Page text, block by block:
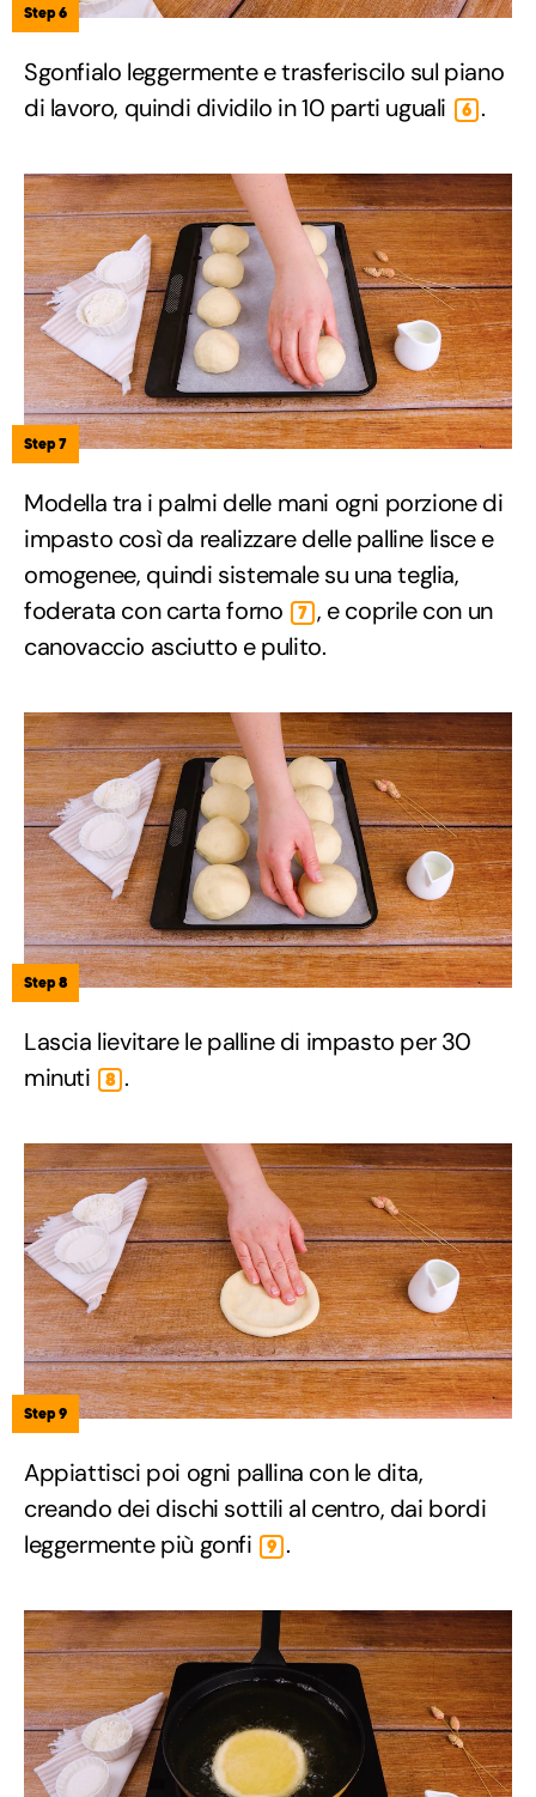
Step 6
Sgonfialo leggermente e trasferiscilo sul piano
di lavoro, quindi dividilo in 10 parti uguali
6 .
Step 7
Modella tra i palmi delle mani ogni porzione di
impasto così da realizzare delle palline lisce e
omogenee, quindi sistemale su una teglia,
foderata con carta forno
7 , e coprile con un
canovaccio asciutto e pulito.
Step 8
Lascia lievitare le palline di impasto per 30
minuti
8 .
Step 9
Appiattisci poi ogni pallina con le dita,
creando dei dischi sottili al centro, dai bordi
leggermente più gonfi
9 .